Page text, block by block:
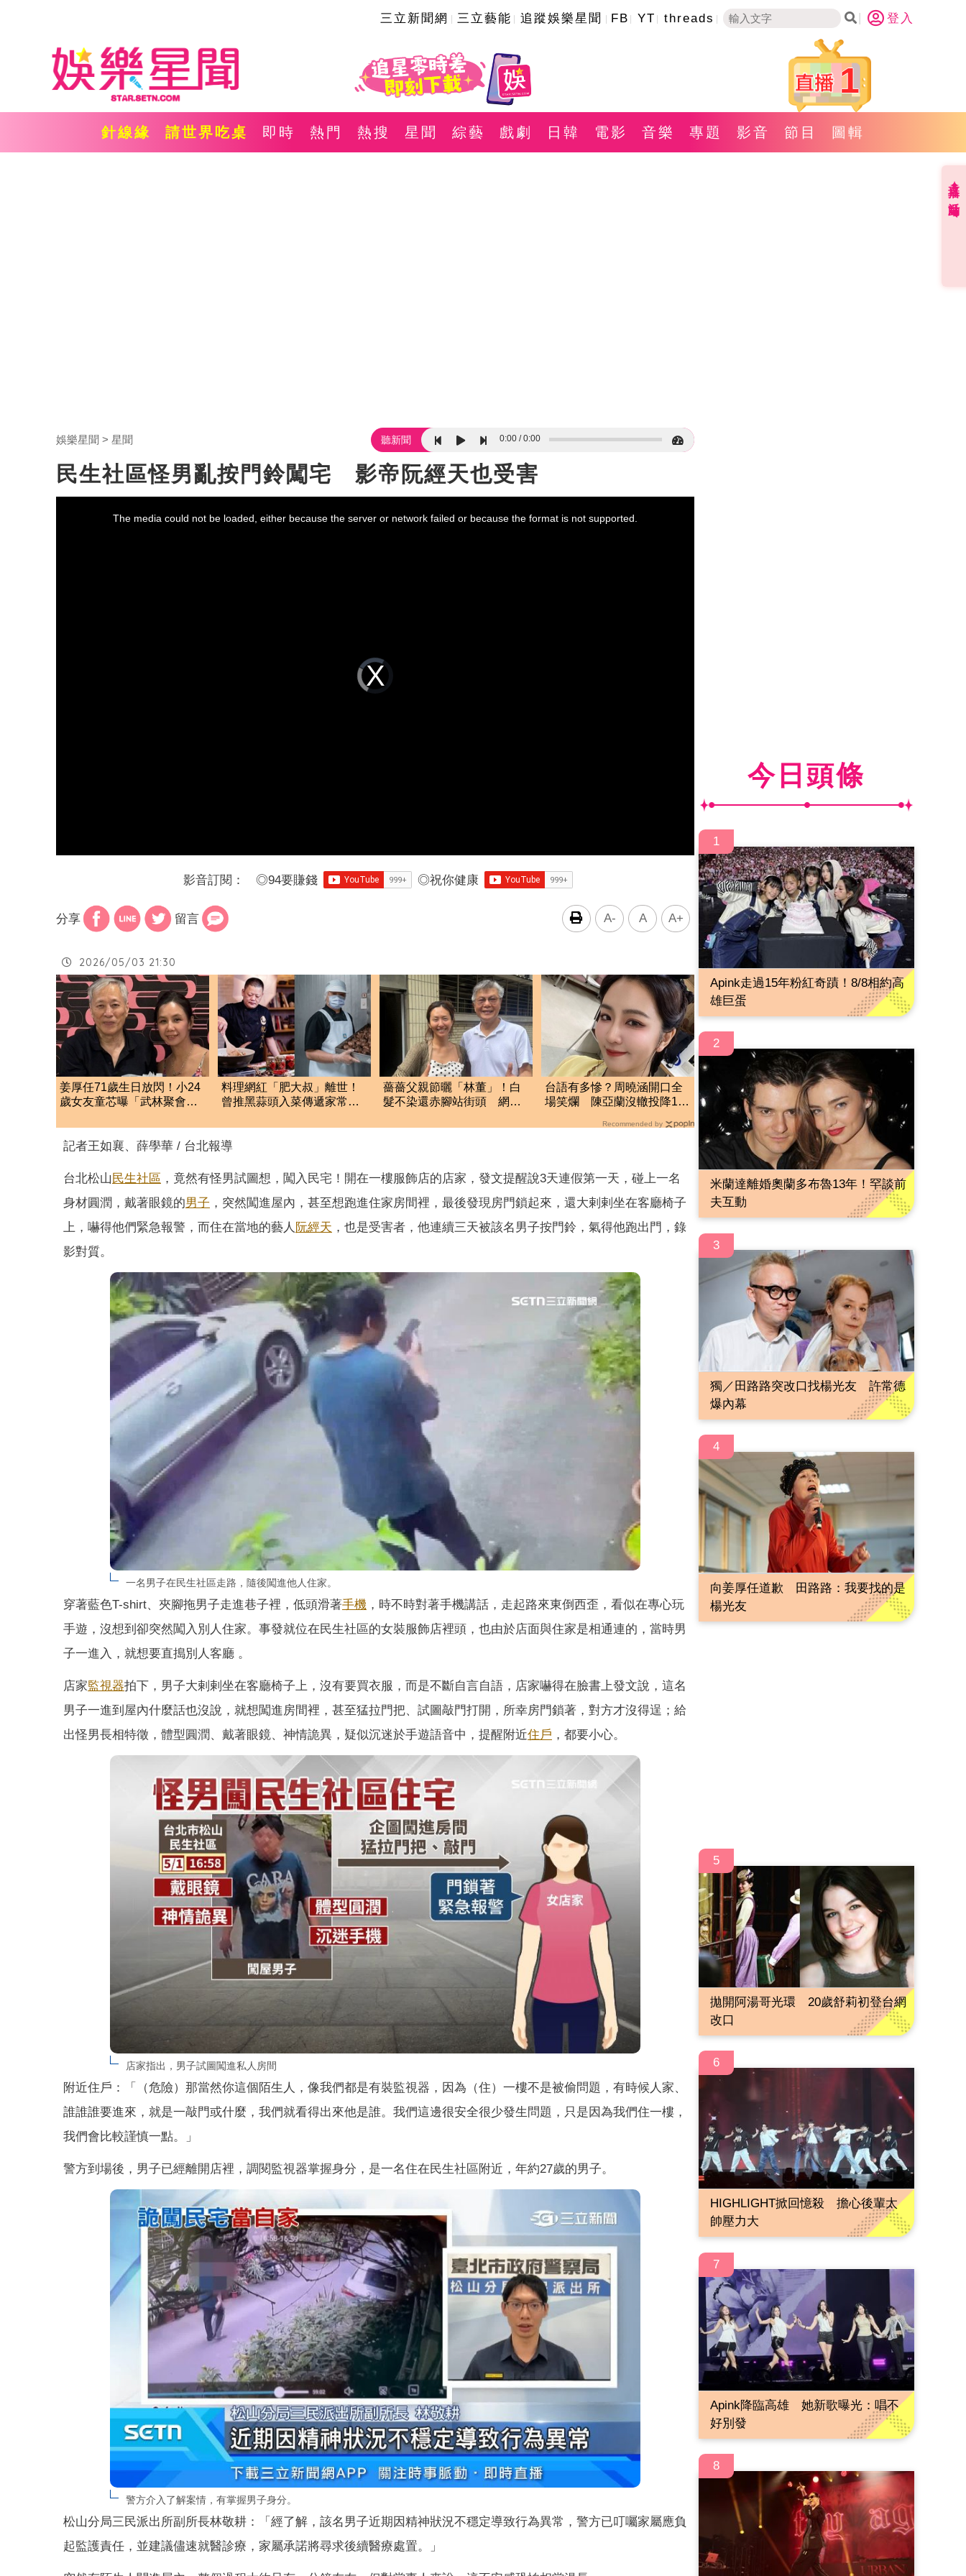
三立新聞網 三立藝能 追蹤娛樂星聞 FB YT threads 登入
1
針線緣 請世界吃桌 即時 熱門 熱搜 星聞 綜藝 戲劇 日韓 電影 音樂 專題 影音 節目 圖輯
娛樂星聞 星聞 聽新聞 0:00 0:00
民生社區怪男亂按門鈴闖宅 影帝阮經天也受害
Video
Player
is
loading.
The media could not be loaded, either because the server or network failed or because the format is not supported.
影音訂閱： ◎94要賺錢 ◎祝你健康
分享 留言 A- A A+
2026/05/03 21:30
姜厚任71歲生日放閃！小24
歲女友童芯曝「武林聚會」
料理網紅「肥大叔」離世！
曾推黑蒜頭入菜傳遞家常
薔薔父親節曬「林董」！白
髮不染還赤腳站街頭 網
台語有多慘？周曉涵開口全
場笑爛 陳亞蘭沒轍投降1句
Recommended by
記者王如襄、薛學華 / 台北報導
台北松山 民生社區 ，竟然有怪男試圖想，闖入民宅！開在一樓服飾店的店家，發文提醒說3天連假第一天，碰上一名
身材圓潤，戴著眼鏡的男子 ，突然闖進屋內，甚至想跑進住家房間裡，最後發現房門鎖起來，還大剌剌坐在客廳椅子
上，嚇得他們緊急報警，而住在當地的藝人 阮經天 ，也是受害者，他連續三天被該名男子按門鈴，氣得他跑出門，錄
影對質。
一名男子在民生社區走路，隨後闖進他人住家。
穿著藍色T-shirt、夾腳拖男子走進巷子裡，低頭滑著手機 ，時不時對著手機講話，走起路來東倒西歪，看似在專心玩
手遊，沒想到卻突然闖入別人住家。事發就位在民生社區的女裝服飾店裡頭，也由於店面與住家是相通連的，當時男
子一進入，就想要直搗別人客廳 。
店家監視器拍下，男子大剌剌坐在客廳椅子上，沒有要買衣服，而是不斷自言自語，店家嚇得在臉書上發文說，這名
男子一進到屋內什麼話也沒說，就想闖進房間裡，甚至猛拉門把、試圖敲門打開，所幸房門鎖著，對方才沒得逞；給
出怪男長相特徵，體型圓潤、戴著眼鏡、神情詭異，疑似沉迷於手遊語音中，提醒附近住戶 ，都要小心。
店家指出，男子試圖闖進私人房間
附近住戶：「（危險）那當然你這個陌生人，像我們都是有裝監視器，因為（住）一樓不是被偷問題，有時候人家、
誰誰誰要進來，就是一敲門或什麼，我們就看得出來他是誰。我們這邊很安全很少發生問題，只是因為我們住一樓，
我們會比較謹慎一點。」
警方到場後，男子已經離開店裡，調閱監視器掌握身分，是一名住在民生社區附近，年約27歲的男子。
警方介入了解案情，有掌握男子身分。
松山分局三民派出所副所長林敬耕：「經了解，該名男子近期因精神狀況不穩定導致行為異常，警方已叮囑家屬應負
起監護責任，並建議儘速就醫診療，家屬承諾將尋求後續醫療處置。」
今日頭條
1
Apink走過15年粉紅奇蹟！8/8相約高
雄巨蛋
2
米蘭達離婚奧蘭多布魯13年！罕談前
夫互動
3
獨／田路路突改口找楊光友 許常德
爆內幕
4
向姜厚任道歉 田路路：我要找的是
楊光友
5
拋開阿湯哥光環 20歲舒莉初登台網
改口
6
HIGHLIGHT掀回憶殺 擔心後輩太
帥壓力大
7
Apink降臨高雄 她新歌曝光：唱不
好別發
8
直播✦活動